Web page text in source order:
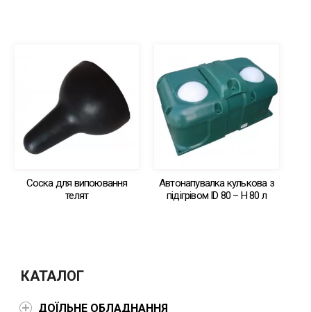
Соска для випоювання
телят
Автонапувалка кулькова з
підігрівом ID 80 – Н 80 л
КАТАЛОГ
ДОЇЛЬНЕ ОБЛАДНАННЯ